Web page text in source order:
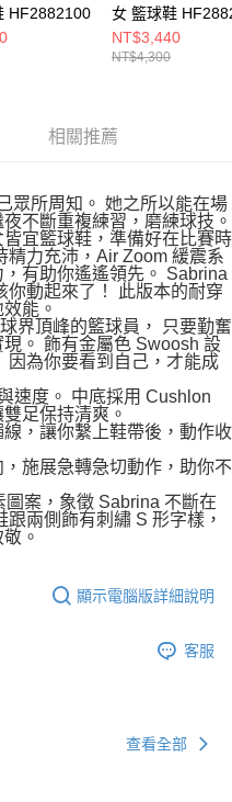
HF2882100
女 籃球鞋
NT$3,440
NT$4,300
相關推薦
眾所周知。 她之所以能在場
不斷重複練習，磨練球技。
皆宜籃球鞋，準備好在比賽時
精力充沛，Air Zoom 緩震系
有助你遙遙領先。 Sabrina
你動起來了！ 此版本的耐穿
能。
界頂峰的籃球員， 只要勤奮
。 飾有金屬色 Swoosh 設
因為你要看到自己，才能成
速度。 中底採用 Cushlon
足保持清爽。
，讓你繫上鞋帶後，動作收
施展急轉急切動作，助你不
案，象徵 Sabrina 不斷在
兩側飾有刺繡 S 形字樣，
。
顯示電腦版詳細說明
客服
查看全部